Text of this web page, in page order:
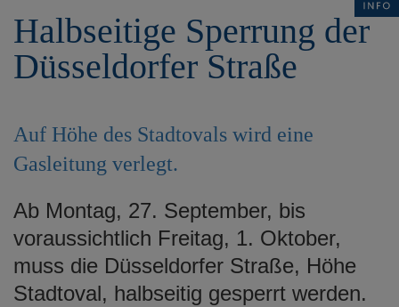
Halbseitige Sperrung der
Düsseldorfer Straße
Auf Höhe des Stadtovals wird eine
Gasleitung verlegt.
Ab Montag, 27. September, bis
voraussichtlich Freitag, 1. Oktober,
muss die Düsseldorfer Straße, Höhe
Stadtoval, halbseitig gesperrt werden.